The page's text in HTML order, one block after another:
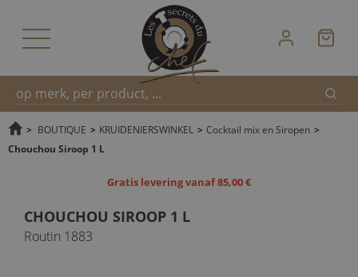
Snel
> BOUTIQUE > KRUIDENIERSWINKEL > Cocktail mix en Siropen >
Chouchou Siroop 1 L
Gratis levering vanaf 85,00 €
CHOUCHOU SIROOP 1 L
Routin 1883